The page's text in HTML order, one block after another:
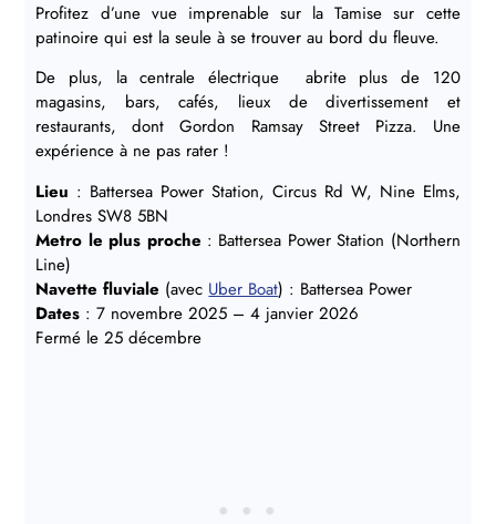
Profitez d’une vue imprenable sur la Tamise sur cette
patinoire qui est la seule à se trouver au bord du fleuve.
De plus, la centrale électrique abrite plus de 120
magasins, bars, cafés, lieux de divertissement et
restaurants, dont Gordon Ramsay Street Pizza. Une
expérience à ne pas rater !
Lieu : Battersea Power Station, Circus Rd W, Nine Elms,
Londres SW8 5BN
Metro le plus proche : Battersea Power Station (Northern
Line)
Navette fluviale (avec Uber Boat) : Battersea Power
Dates : 7 novembre 2025 – 4 janvier 2026
Fermé le 25 décembre